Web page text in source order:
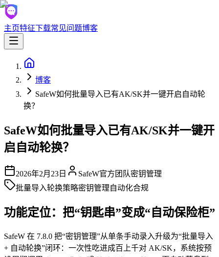
主页特征下载常见问题博客
博客
SafeW如何批量导入已有AK/SK并一键开启自动轮
换？
SafeW如何批量导入已有AK/SK并一键开
启自动轮换？
2026年2月23日 SafeW官方团队密钥管理
批量导入轮换策略密钥管理自动化合规
功能定位：把“钥匙串”变成“自动保险柜”
SafeW 在 7.8.0 把“密钥管理”从单条手动录入升级为“批量导入
+ 自动轮换”闭环：一次性吃进成百上千对 AK/SK，系统按预